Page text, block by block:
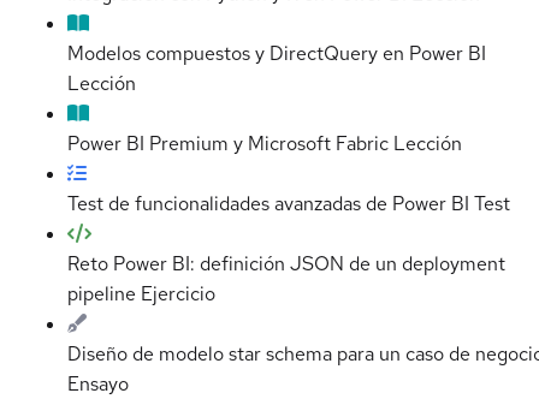
Modelos compuestos y DirectQuery en Power BI
Lección
Power BI Premium y Microsoft Fabric Lección
Test de funcionalidades avanzadas de Power BI Test
Reto Power BI: definición JSON de un deployment
pipeline Ejercicio
Diseño de modelo star schema para un caso de
Ensayo